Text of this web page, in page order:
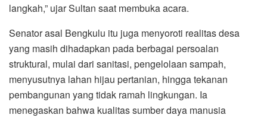
langkah,” ujar Sultan saat membuka acara.
Senator asal Bengkulu itu juga menyoroti realitas desa
yang masih dihadapkan pada berbagai persoalan
struktural, mulai dari sanitasi, pengelolaan sampah,
menyusutnya lahan hijau pertanian, hingga tekanan
pembangunan yang tidak ramah lingkungan. Ia
menegaskan bahwa kualitas sumber daya manusia